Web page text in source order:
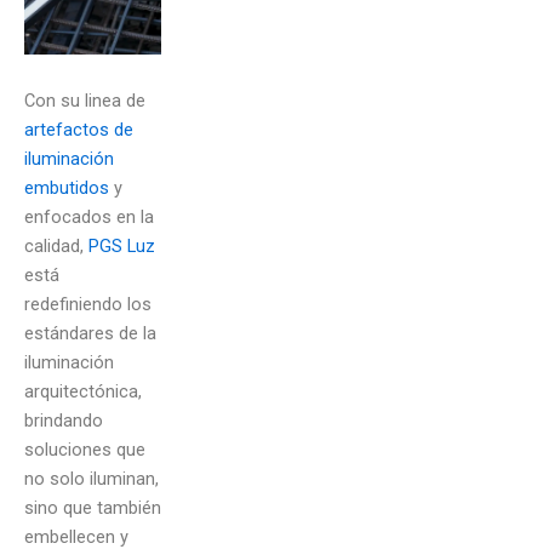
Con su linea de
artefactos de
iluminación
embutidos y
enfocados en la
calidad, PGS Luz
está
redefiniendo los
estándares de la
iluminación
arquitectónica,
brindando
soluciones que
no solo iluminan,
sino que también
embellecen y